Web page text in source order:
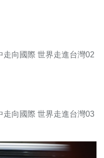
向國際 世界走進台灣02
向國際 世界走進台灣03